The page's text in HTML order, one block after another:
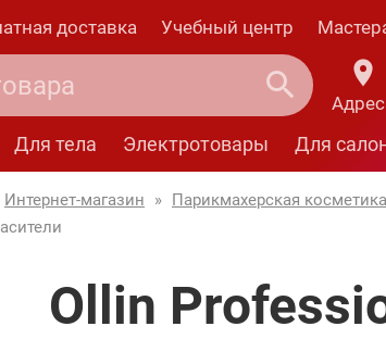
доставка Учебный центр
Для тела Электротовары Для
Интернет-магазин » Парикмахерская косметика
Ollin